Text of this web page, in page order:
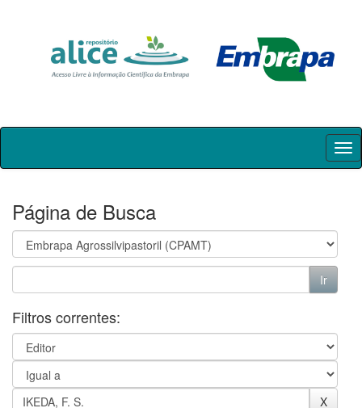
Skip
Página de Busca
Filtros correntes: